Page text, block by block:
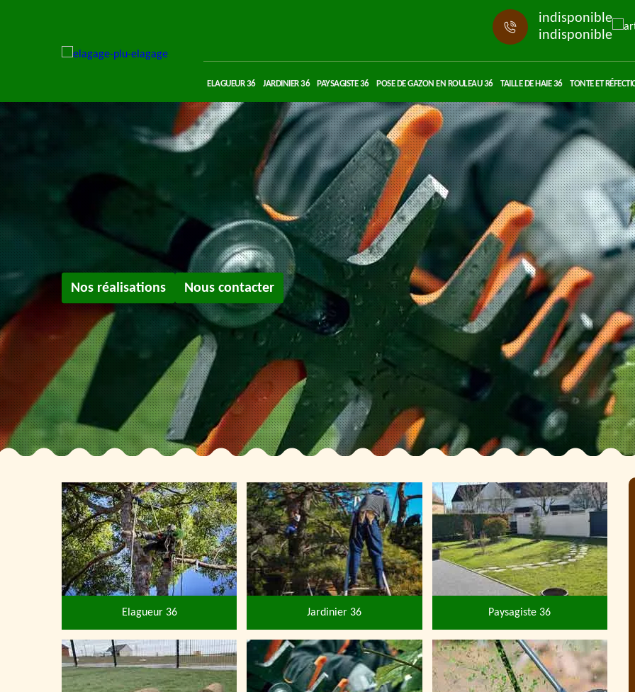
indisponible
indisponible
ELAGUEUR 36 JARDINIER 36 PAYSAGISTE 36 POSE DE GAZON EN ROULEAU 36 TAILLE DE HAIE 36 TONTE ET
Nos réalisations Nous contacter
Elagueur 36 Jardinier 36 Paysagiste 36